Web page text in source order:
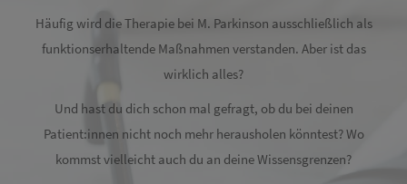
Häufig wird die Therapie bei M. Parkinson ausschließlich als
funktionserhaltende Maßnahmen verstanden. Aber ist das
wirklich alles?
Und hast du dich schon mal gefragt, ob du bei deinen
Patient:innen nicht noch mehr herausholen könntest? Wo
kommst vielleicht auch du an deine Wissensgrenzen?